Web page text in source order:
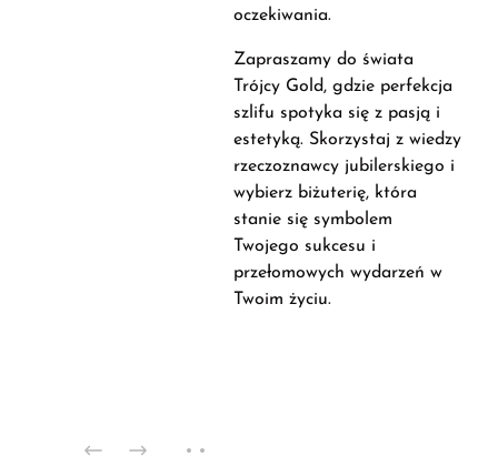
oczekiwania.
Zapraszamy do świata
Trójcy Gold, gdzie perfekcja
szlifu spotyka się z pasją i
estetyką. Skorzystaj z wiedzy
rzeczoznawcy jubilerskiego i
wybierz biżuterię, która
stanie się symbolem
Twojego sukcesu i
przełomowych wydarzeń w
Twoim życiu.